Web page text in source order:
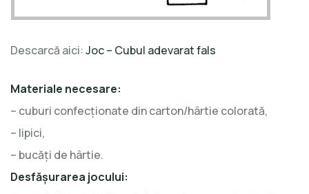
Descarcă aici:Joc – Cubul adevarat fals
Materiale necesare:
– cuburi confecționate din carton/hârtie colorată,
– lipici,
– bucăți de hârtie.
Desfășurarea jocului: